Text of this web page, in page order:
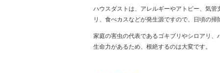
ハウスダストは、アレルギーやアトピー、気
リ、食べカスなどが発生源ですので、日頃の
家庭の害虫の代表であるゴキブリやシロアリ
生命力があるため、根絶するのは大変です。